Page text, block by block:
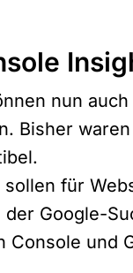
nun
Bisher
für
Google-
Console und